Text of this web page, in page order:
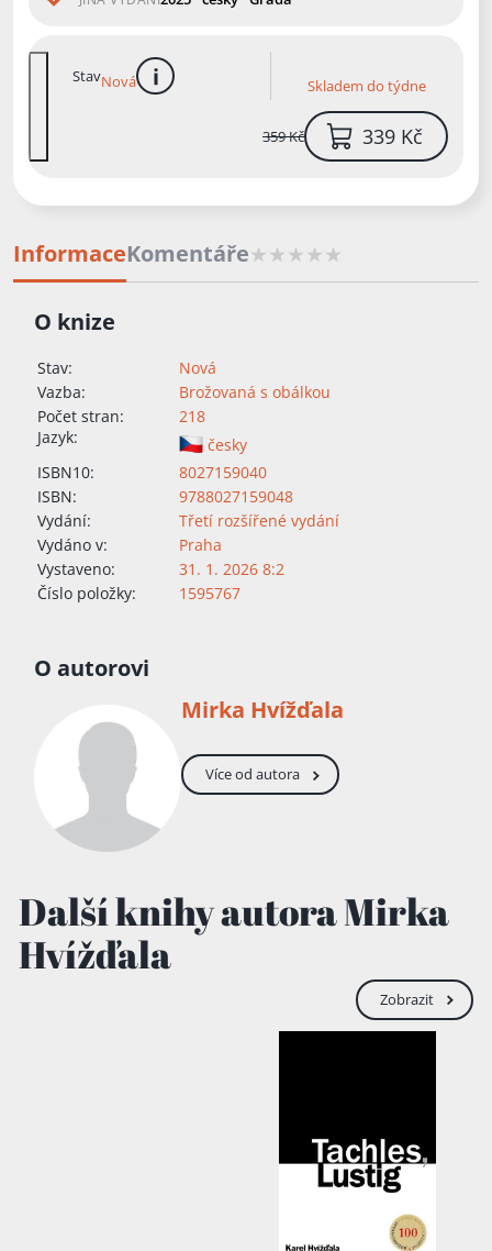
StavNová více informací Skladem do týdne
359 Kč 339 Kč
InformaceKomentáře
O knize
Stav:
Nová
Vazba:
Brožovaná s obálkou
Počet stran:
218
Jazyk:
česky
ISBN10:
8027159040
ISBN:
9788027159048
Vydání:
Třetí rozšířené vydání
Vydáno v:
Praha
Vystaveno:
31. 1. 2026 8:2
Číslo položky:
1595767
O autorovi
Mirka Hvížďala
Více od autora
Další knihy autora Mirka
Hvížďala
Zobrazit